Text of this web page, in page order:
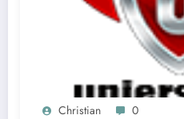
Christian 0